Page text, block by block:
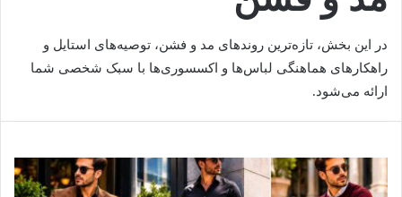
در این بخش، تازه‌ترین روندهای مد و فشن، توصیه‌های استایل و
راهکارهای هماهنگی لباس‌ها و اکسسوری‌ها با سبک شخصی شما
ارائه می‌شود.